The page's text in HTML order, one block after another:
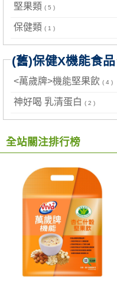
堅果類 ( 5 )
保健類 ( 1 )
(舊)保健X機能食品
<萬歲牌>機能堅果飲 ( 4 )
神好喝 乳清蛋白 ( 2 )
全站關注排行榜